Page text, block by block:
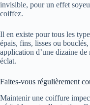
invisible, pour un effet
coiffez.
Il en existe pour tous les
épais, fins, lisses ou
application d’une dizaine
éclat.
Faites-vous régulièrement
Maintenir une coiffure